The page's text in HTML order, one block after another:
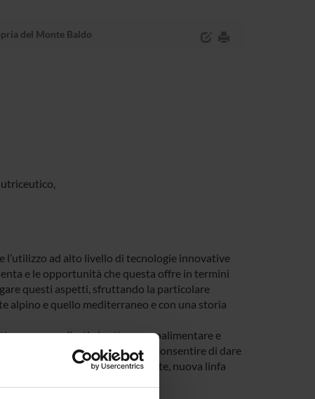
del Monte Baldo
l’utilizzo ad alto livello di tecnologie innovative
e le opportunità che questa offre in termini
questi aspetti, sfruttando la particolare
alpino e quello mediterraneo e con una storia
sono applicati al settore agroalimentare e
dei prodotti. Ciò può consentire di dare
e tradizioni dimenticate, nuova linfa